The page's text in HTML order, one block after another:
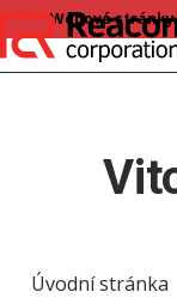
Webové
Úvodní stránka